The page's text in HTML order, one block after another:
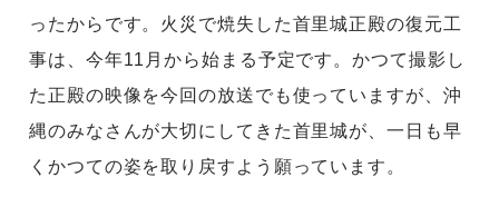
ったからです。火災で焼失した首里城正殿の復元工
事は、今年11月から始まる予定です。かつて撮影し
た正殿の映像を今回の放送でも使っていますが、沖
縄のみなさんが大切にしてきた首里城が、一日も早
くかつての姿を取り戻すよう願っています。